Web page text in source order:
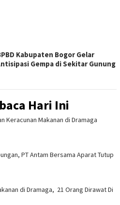
Kabupaten Bogor Gelar
Gempa di Sekitar Gunung
Hari Ini
Keracunan Makanan di Dramaga
PT Antam Bersama Aparat Tutup
di Dramaga, 21 Orang Dirawat Di